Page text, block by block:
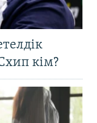
кім?